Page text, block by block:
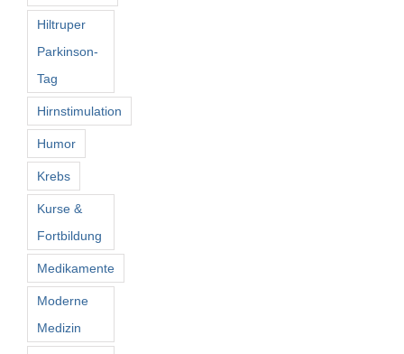
Hiltruper
Parkinson-
Tag
Hirnstimulation
Humor
Krebs
Kurse &
Fortbildung
Medikamente
Moderne
Medizin